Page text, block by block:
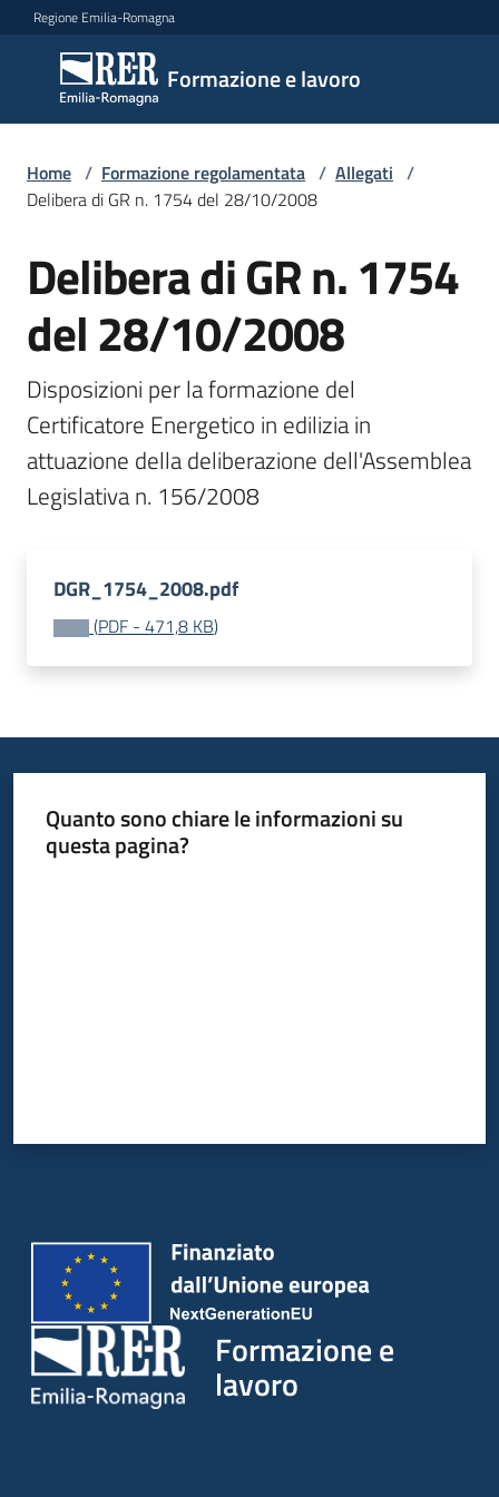
Vai al contenuto
Vai alla navigazione
Vai al footer
Regione Emilia-Romagna
Formazione e lavoro
Formazione
e lavoro
Argomenti
Novità
Servizi
Leggi
Atti
Bandi
Programmi
Progetti
sociale
europeo
Home / Formazione regolamentata / Allegati /
Delibera di GR n. 1754 del 28/10/2008
Delibera di GR n. 1754
del 28/10/2008
Disposizioni per la formazione del
Certificatore Energetico in edilizia in
attuazione della deliberazione dell'Assemblea
Legislativa n. 156/2008
DGR_1754_2008.pdf
(PDF - 471,8 KB)
Quanto sono chiare le informazioni su
questa pagina?
Formazione e
lavoro